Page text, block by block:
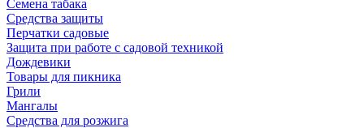
Семена табака
Средства защиты
Перчатки садовые
Защита при работе с садовой техникой
Дождевики
Товары для пикника
Грили
Мангалы
Средства для розжига